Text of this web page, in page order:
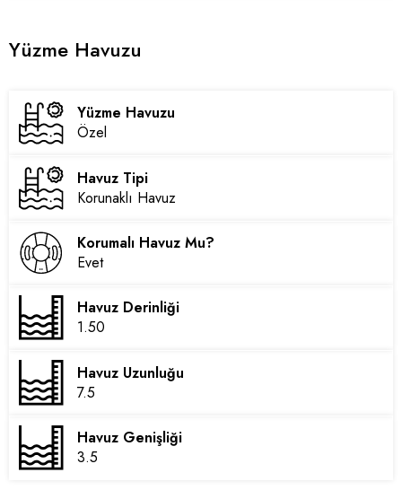
Yüzme Havuzu
Yüzme Havuzu
Özel
Havuz Tipi
Korunaklı Havuz
Korumalı Havuz Mu?
Evet
Havuz Derinliği
1.50
Havuz Uzunluğu
7.5
Havuz Genişliği
3.5